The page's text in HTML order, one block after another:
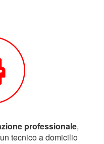
professionale,
tecnico a domicilio